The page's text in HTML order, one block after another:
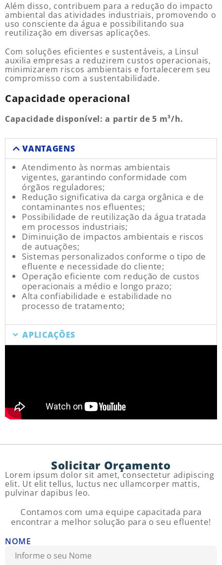
Além disso, contribuem para a redução do impacto
ambiental das atividades industriais, promovendo o
uso consciente da água e possibilitando sua
reutilização em diversas aplicações.
Com soluções eficientes e sustentáveis, a Linsul
auxilia empresas a reduzirem custos operacionais,
minimizarem riscos ambientais e fortalecerem seu
compromisso com a sustentabilidade.
Capacidade operacional
Capacidade disponível: a partir de 5 m³/h.
VANTAGENS
Atendimento às normas ambientais
vigentes, garantindo conformidade com
órgãos reguladores;
Redução significativa da carga orgânica e de
contaminantes nos efluentes;
Possibilidade de reutilização da água tratada
em processos industriais;
Diminuição de impactos ambientais e riscos
de autuações;
Sistemas personalizados conforme o tipo de
efluente e necessidade do cliente;
Operação eficiente com redução de custos
operacionais a médio e longo prazo;
Alta confiabilidade e estabilidade no
processo de tratamento;
APLICAÇÕES
Solicitar Orçamento
Lorem ipsum dolor sit amet, consectetur adipiscing
elit. Ut elit tellus, luctus nec ullamcorper mattis,
pulvinar dapibus leo.
Contamos com uma equipe capacitada para
encontrar a melhor solução para o seu efluente!
NOME